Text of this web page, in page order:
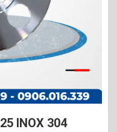
INOX 304